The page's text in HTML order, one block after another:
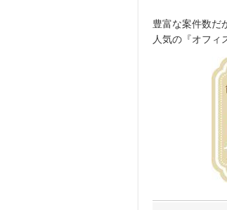
豊富な案件数だ
人気の『オフィ